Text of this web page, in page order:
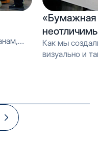
«Бумажная
Как мы
визуально и тактильно неотличимое от